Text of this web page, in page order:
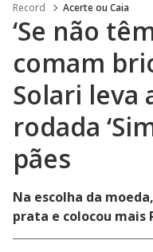
Record Acerte ou Caia
‘Se não
comam
Solari leva
rodada
pães
Na escolha da
prata e colocou mais